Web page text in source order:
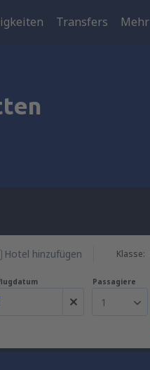
Transfers Mehr
Klasse:
Hotel hinzufügen
Passagiere
1